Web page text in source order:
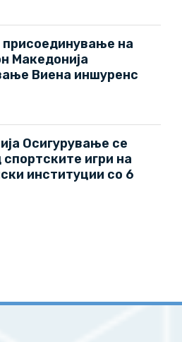
на
Македонија
Виена иншуренс
Осигурување се
спортските игри на
институции со 6